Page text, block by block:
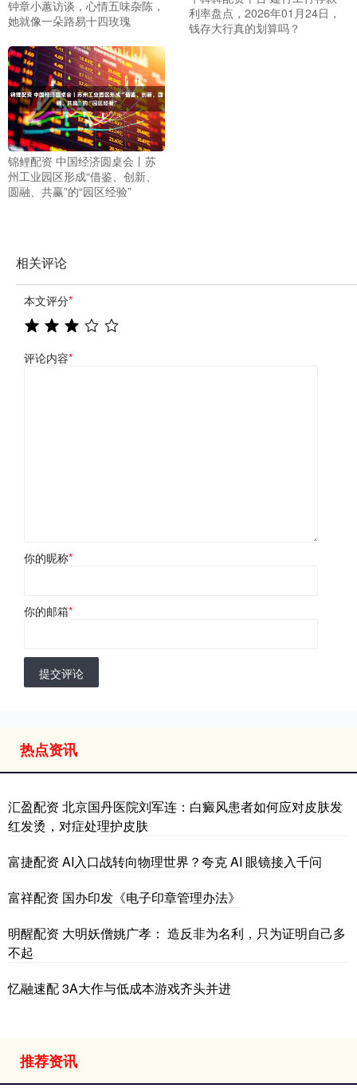
钟章小蕙访谈，心情五味杂陈，
她就像一朵路易十四玫瑰
利率盘点，2026年01月24日，
钱存大行真的划算吗？
锦鲤配资 中国经济圆桌会丨苏
州工业园区形成“借鉴、创新、
圆融、共赢”的“园区经验”
相关评论
本文评分*
评论内容*
你的昵称*
你的邮箱*
提交评论
热点资讯
汇盈配资 北京国丹医院刘军连：白癜风患者如何应对皮肤发
红发烫，对症处理护皮肤
富捷配资 AI入口战转向物理世界？夸克 AI 眼镜接入千问
富祥配资 国办印发《电子印章管理办法》
明醒配资 大明妖僧姚广孝： 造反非为名利，只为证明自己多
不起
忆融速配 3A大作与低成本游戏齐头并进
推荐资讯